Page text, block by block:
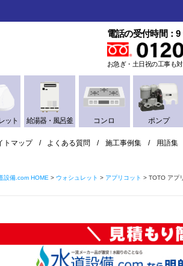
電話の受付時間：9
お急ぎ・土日祝の工事も
ット 給湯器・風呂釜 コンロ ポンプ
トマップ よくある質問 施工事例集 用語集
設備.com HOME ウォシュレット アプリコット TOTO アプ